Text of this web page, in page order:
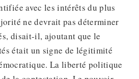
avec les intérêts du plus
ne devrait pas déterminer
disait-il, ajoutant que le
était un signe de légitimité
La liberté politique